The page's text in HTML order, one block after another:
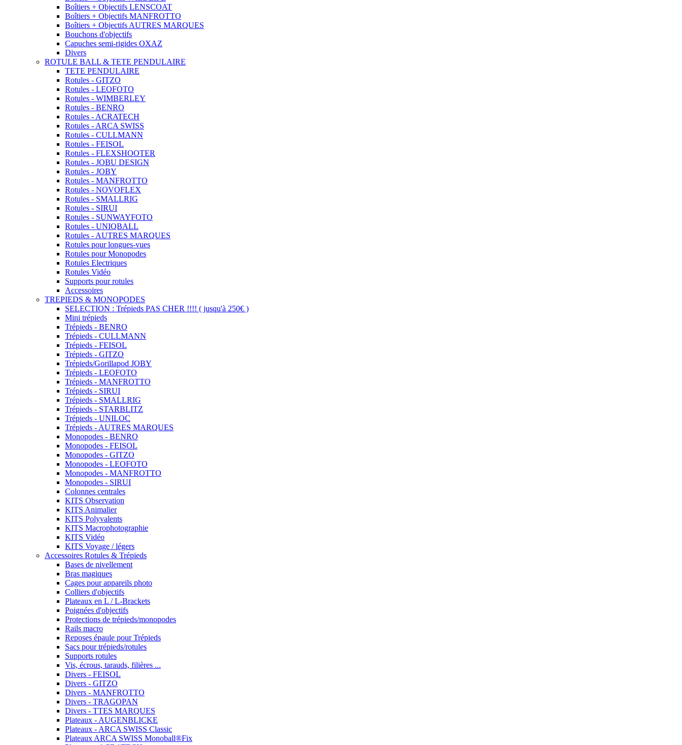
Boîtiers + Objectifs LENSCOAT
Boîtiers + Objectifs MANFROTTO
Boîtiers + Objectifs AUTRES MARQUES
Bouchons d'objectifs
Capuches semi-rigides OXAZ
Divers
ROTULE BALL & TETE PENDULAIRE
TETE PENDULAIRE
Rotules - GITZO
Rotules - LEOFOTO
Rotules - WIMBERLEY
Rotules - BENRO
Rotules - ACRATECH
Rotules - ARCA SWISS
Rotules - CULLMANN
Rotules - FEISOL
Rotules - FLEXSHOOTER
Rotules - JOBU DESIGN
Rotules - JOBY
Rotules - MANFROTTO
Rotules - NOVOFLEX
Rotules - SMALLRIG
Rotules - SIRUI
Rotules - SUNWAYFOTO
Rotules - UNIQBALL
Rotules - AUTRES MARQUES
Rotules pour longues-vues
Rotules pour Monopodes
Rotules Electriques
Rotules Vidéo
Supports pour rotules
Accessoires
TREPIEDS & MONOPODES
SELECTION : Trépieds PAS CHER !!!! ( jusqu'à 250€ )
Mini trépieds
Trépieds - BENRO
Trépieds - CULLMANN
Trépieds - FEISOL
Trépieds - GITZO
Trépieds/Gorillapod JOBY
Trépieds - LEOFOTO
Trépieds - MANFROTTO
Trépieds - SIRUI
Trépieds - SMALLRIG
Trépieds - STARBLITZ
Trépieds - UNILOC
Trépieds - AUTRES MARQUES
Monopodes - BENRO
Monopodes - FEISOL
Monopodes - GITZO
Monopodes - LEOFOTO
Monopodes - MANFROTTO
Monopodes - SIRUI
Colonnes centrales
KITS Observation
KITS Animalier
KITS Polyvalents
KITS Macrophotographie
KITS Vidéo
KITS Voyage / légers
Accessoires Rotules & Trépieds
Bases de nivellement
Bras magiques
Cages pour appareils photo
Colliers d'objectifs
Plateaux en L / L-Brackets
Poignées d'objectifs
Protections de trépieds/monopodes
Rails macro
Reposes épaule pour Trépieds
Sacs pour trépieds/rotules
Supports rotules
Vis, écrous, tarauds, filières ...
Divers - FEISOL
Divers - GITZO
Divers - MANFROTTO
Divers - TRAGOPAN
Divers - TTES MARQUES
Plateaux - AUGENBLICKE
Plateaux - ARCA SWISS Classic
Plateaux ARCA SWISS Monoball®Fix